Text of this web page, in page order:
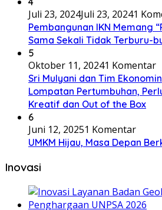
Juli 23, 2024Juli 23, 20241
Pembangunan IKN Memang
Sama Sekali Tidak Terburu-
5
Oktober 11, 20241 Komentar
Sri Mulyani dan Tim
Lompatan Pertumbuhan,
Kreatif dan Out of the Box
6
Juni 12, 20251 Komentar
UMKM Hijau, Masa Depan
Inovasi